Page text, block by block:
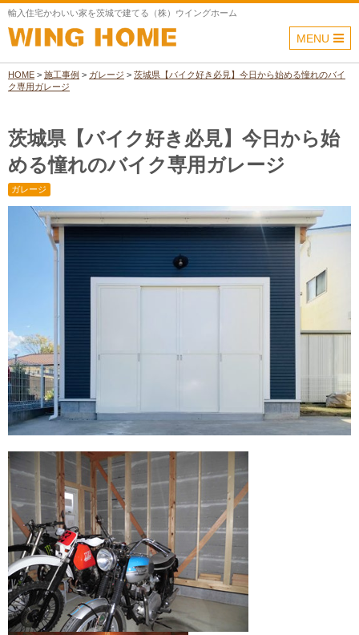
輸入住宅かわいい家を茨城で建てる（株）ウイングホーム
MENU
HOME > 施工事例 > ガレージ > 茨城県【バイク好き必見】今日から始める憧れのバイ
ク専用ガレージ
茨城県【バイク好き必見】今日から始
める憧れのバイク専用ガレージ
ガレージ